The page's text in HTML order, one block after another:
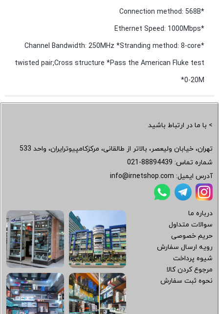
*Connection method: 568B
*Ethernet Speed: 1000Mbps
*Channel Bandwidth: 250MHz *Stranding method: 8-core
twisted pair;Cross structure *Pass the American Fluke test
*0-20M
> با ما در ارتباط باشید
تهران، خیابان ولیعصر، بالاتر از طالقانی، مرکزکامپیوترایران، واحد 533
شماره تماس: 021-88894439
آدرس ایمیل: info@irnetshop.com
درباره ما
سوالات متداول
حریم خصوصی
رویه ارسال سفارش
شیوه پرداخت
مرجوع کردن کالا
نحوه ثبت سفارش